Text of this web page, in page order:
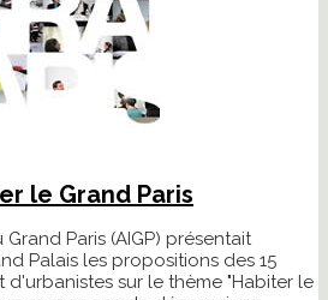
le Grand Paris
Paris (AIGP) présentait
Palais les propositions des 15
sur le thème "Habiter le